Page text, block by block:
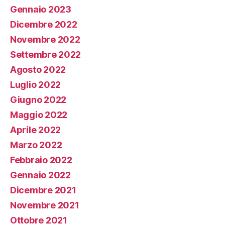
Gennaio 2023
Dicembre 2022
Novembre 2022
Settembre 2022
Agosto 2022
Luglio 2022
Giugno 2022
Maggio 2022
Aprile 2022
Marzo 2022
Febbraio 2022
Gennaio 2022
Dicembre 2021
Novembre 2021
Ottobre 2021